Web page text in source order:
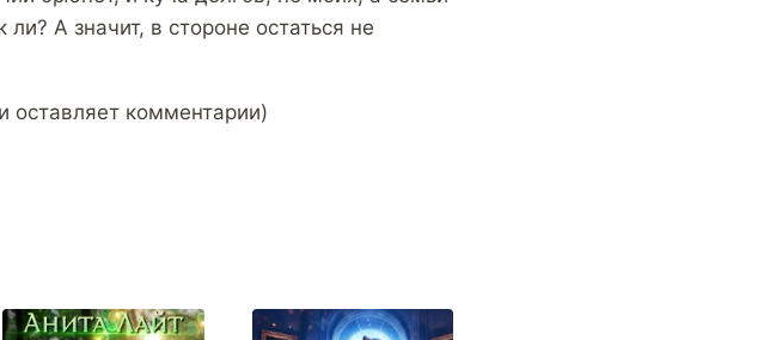
А значит, в стороне остаться не
оставляет комментарии)